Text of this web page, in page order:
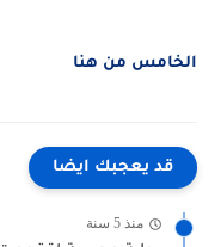
الخامس من هنا
قد يعجبك ايضا
منذ 5 سنة